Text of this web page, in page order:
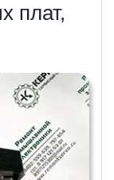
плат,